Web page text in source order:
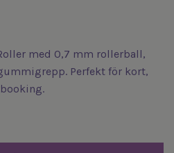
med 0,7 mm rollerball,
Perfekt för kort,